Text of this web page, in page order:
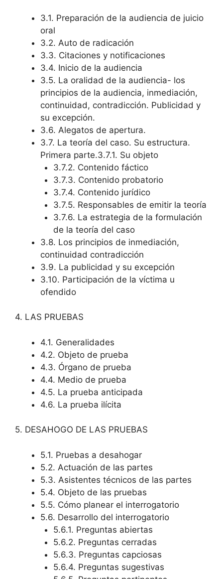
3.1. Preparación de la audiencia de juicio
oral
3.2. Auto de radicación
3.3. Citaciones y notificaciones
3.4. Inicio de la audiencia
3.5. La oralidad de la audiencia- los
principios de la audiencia, inmediación,
continuidad, contradicción. Publicidad y
su excepción.
3.6. Alegatos de apertura.
3.7. La teoría del caso. Su estructura.
Primera parte.3.7.1. Su objeto
3.7.2. Contenido fáctico
3.7.3. Contenido probatorio
3.7.4. Contenido jurídico
3.7.5. Responsables de emitir la teoría
3.7.6. La estrategia de la formulación
de la teoría del caso
3.8. Los principios de inmediación,
continuidad contradicción
3.9. La publicidad y su excepción
3.10. Participación de la víctima u
ofendido
4. LAS PRUEBAS
4.1. Generalidades
4.2. Objeto de prueba
4.3. Órgano de prueba
4.4. Medio de prueba
4.5. La prueba anticipada
4.6. La prueba ilícita
5. DESAHOGO DE LAS PRUEBAS
5.1. Pruebas a desahogar
5.2. Actuación de las partes
5.3. Asistentes técnicos de las partes
5.4. Objeto de las pruebas
5.5. Cómo planear el interrogatorio
5.6. Desarrollo del interrogatorio
5.6.1. Preguntas abiertas
5.6.2. Preguntas cerradas
5.6.3. Preguntas capciosas
5.6.4. Preguntas sugestivas